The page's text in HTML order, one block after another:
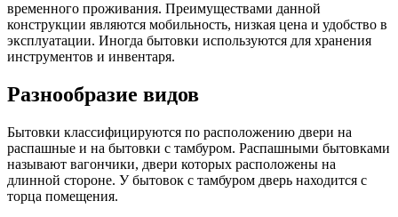
временного проживания. Преимуществами данной
конструкции являются мобильность, низкая цена и удобство в
эксплуатации. Иногда бытовки используются для хранения
инструментов и инвентаря.
Разнообразие видов
Бытовки классифицируются по расположению двери на
распашные и на бытовки с тамбуром. Распашными бытовками
называют вагончики, двери которых расположены на
длинной стороне. У бытовок с тамбуром дверь находится с
торца помещения.